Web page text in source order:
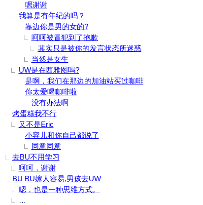
嗯谢谢
我算是有年纪的吗？
靠边你是男的女的?
呵呵被冒犯到了抱歉
其实只是被你的发言状态所迷惑
当然是女生
UW是在西雅图吗?
是啊，我们在那边的加油站买过咖啡
你太爱喝咖啡啦
没有办法啊
烤蛋糕我不行
又不是Eric
小容儿和你自己都说了
同意同意
去BU不用学习
呵呵，谢谢
BU BU嫁人容易,男孩去UW
嗯，也是一种思维方式。
简单，UW是公立学校学费远低于BU，所以要去BU找老公